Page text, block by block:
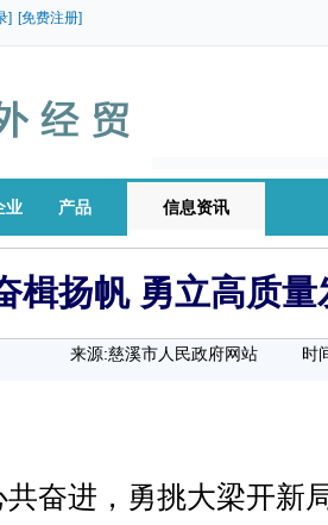
] [免费注册]
业 产品 信息资讯
楫扬帆 勇立高质量
来源:慈溪市人民政府网站 时
共奋进，勇挑大梁开新